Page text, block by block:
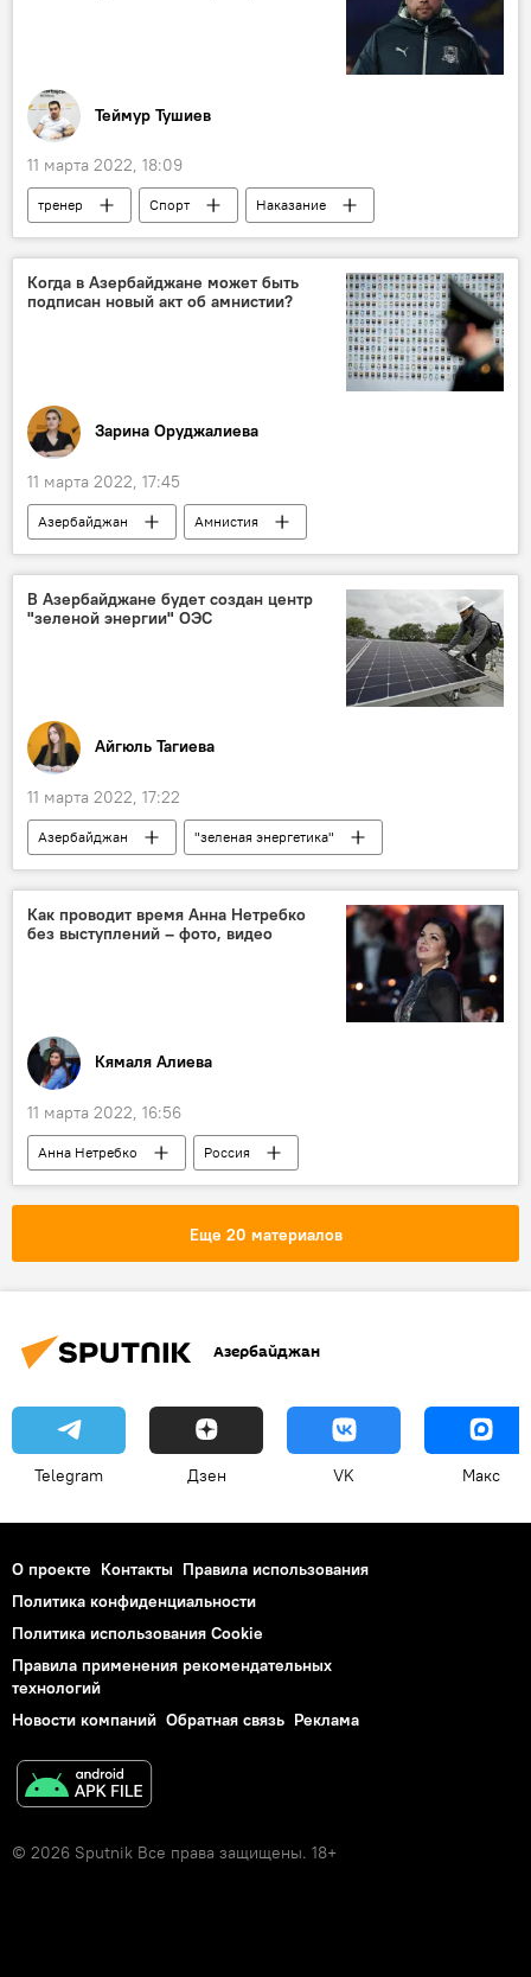
Теймур Тушиев
11 марта 2022, 18:09
тренер Спорт
Наказание
премьер-лига
Россия
Азербайджан
Когда в Азербайджане может быть
подписан новый акт об амнистии?
Зарина Оруджалиева
11 марта 2022, 17:45
Азербайджан Амнистия
В Азербайджане будет создан центр
"зеленой энергии" ОЭС
Айгюль Тагиева
11 марта 2022, 17:22
Азербайджан
"зеленая энергетика"
ОЭС
Экономика
Как проводит время Анна Нетребко
без выступлений – фото, видео
Кямаля Алиева
11 марта 2022, 16:56
Анна Нетребко
Россия
выступления
Культура
Еще 20 материалов
Азербайджан
Telegram Дзен VK Макс
О проекте Контакты Правила использования
Политика конфиденциальности
Политика использования Cookie
Правила применения рекомендательных
технологий
Новости компаний Обратная связь Реклама
© 2026 Sputnik Все права защищены. 18+